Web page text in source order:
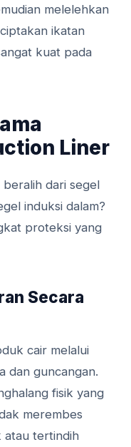
melelehkan
ikatan
kuat pada
Liner
dari segel
induksi dalam?
proteksi yang
Secara
cair melalui
dan guncangan.
fisik yang
merembes
atau tertindih